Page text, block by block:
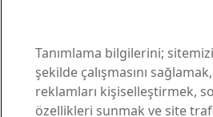
Sorularınız için
iletişim kurun
Tanımlama bilgilerini;
şekilde çalışmasını
reklamları kişiselleştirmek,
özellikleri sunmak ve site